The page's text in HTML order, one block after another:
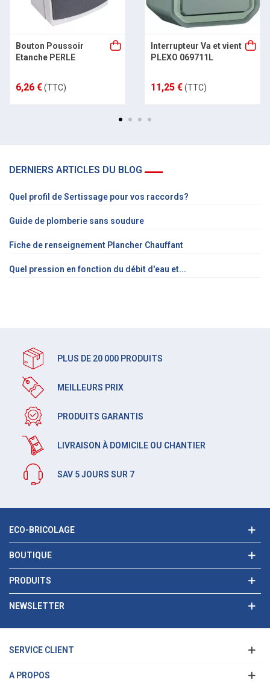
Bouton Poussoir
Etanche PERLE
6,26 €(TTC)
Interrupteur Va et vient
PLEXO 069711L
11,25 €(TTC)
DERNIERS ARTICLES DU BLOG
Quel profil de Sertissage pour vos raccords?
Guide de plomberie sans soudure
Fiche de renseignement Plancher Chauffant
Quel pression en fonction du débit d'eau et...
PLUS DE 20 000 PRODUITS
MEILLEURS PRIX
PRODUITS GARANTIS
LIVRAISON À DOMICILE OU CHANTIER
SAV 5 JOURS SUR 7
ECO-BRICOLAGE
BOUTIQUE
PRODUITS
NEWSLETTER
SERVICE CLIENT
A PROPOS